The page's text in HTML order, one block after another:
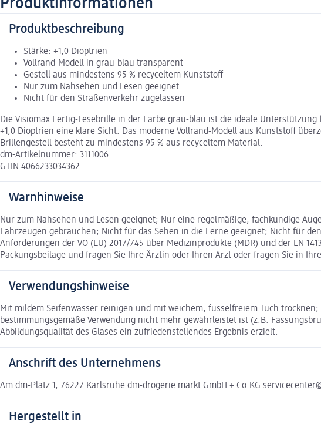
Produktinformationen
Produktbeschreibung
Stärke: +1,0 Dioptrien
Vollrand-Modell in grau-blau transparent
Gestell aus mindestens 95 % recyceltem Kunststoff
Nur zum Nahsehen und Lesen geeignet
Nicht für den Straßenverkehr zugelassen
Die Visiomax Fertig-Lesebrille in der Farbe grau-blau ist die ideale
+1,0 Dioptrien eine klare Sicht. Das moderne Vollrand-Modell aus Kunststoff
Brillengestell besteht zu mindestens 95 % aus recyceltem Material.
dm-Artikelnummer: 3111006
GTIN 4066233034362
Warnhinweise
Nur zum Nahsehen und Lesen geeignet; Nur eine regelmäßige, fachkundige
Fahrzeugen gebrauchen; Nicht für das Sehen in die Ferne geeignet; Nicht für
Anforderungen der VO (EU) 2017/745 über Medizinprodukte (MDR) und der EN
Packungsbeilage und fragen Sie Ihre Ärztin oder Ihren Arzt oder fragen Sie in
Verwendungshinweise
Mit mildem Seifenwasser reinigen und mit weichem, fusselfreiem Tuch
bestimmungsgemäße Verwendung nicht mehr gewährleistet ist (z.B.
Abbildungsqualität des Glases ein zufriedenstellendes Ergebnis erzielt.
Anschrift des Unternehmens
Am dm-Platz 1, 76227 Karlsruhe dm-drogerie markt GmbH + Co.KG
Hergestellt in